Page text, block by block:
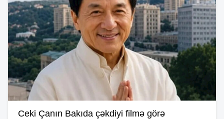
Ceki Çanın Bakıda çəkdiyi filmə görə